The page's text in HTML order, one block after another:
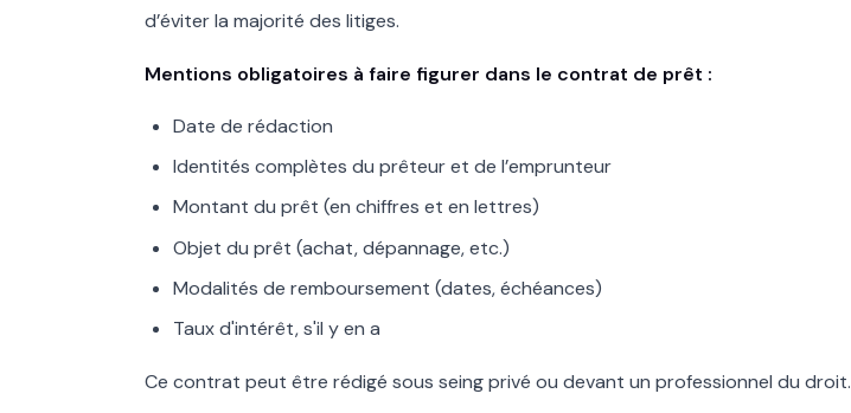
d’éviter la majorité des litiges.
Mentions obligatoires à faire figurer dans le contrat de prêt :
Date de rédaction
Identités complètes du prêteur et de l’emprunteur
Montant du prêt (en chiffres et en lettres)
Objet du prêt (achat, dépannage, etc.)
Modalités de remboursement (dates, échéances)
Taux d'intérêt, s'il y en a
Ce contrat peut être rédigé sous seing privé ou devant un professionnel du droit.